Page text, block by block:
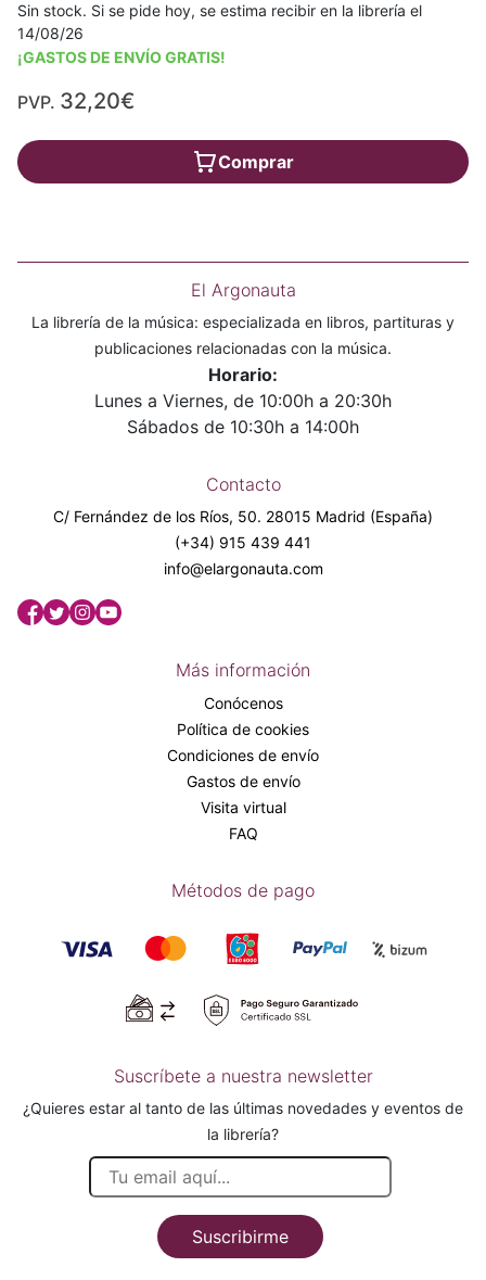
Sin stock. Si se pide hoy, se estima recibir en la librería el
14/08/26
¡GASTOS DE ENVÍO GRATIS!
PVP. 32,20€
Comprar
El Argonauta
La librería de la música: especializada en libros, partituras y
publicaciones relacionadas con la música.
Horario:
Lunes a Viernes, de 10:00h a 20:30h
Sábados de 10:30h a 14:00h
Contacto
C/ Fernández de los Ríos, 50. 28015 Madrid (España)
(+34) 915 439 441
info@elargonauta.com
Más información
Conócenos
Política de cookies
Condiciones de envío
Gastos de envío
Visita virtual
FAQ
Métodos de pago
Suscríbete a nuestra newsletter
¿Quieres estar al tanto de las últimas novedades y eventos de
la librería?
Suscribirme